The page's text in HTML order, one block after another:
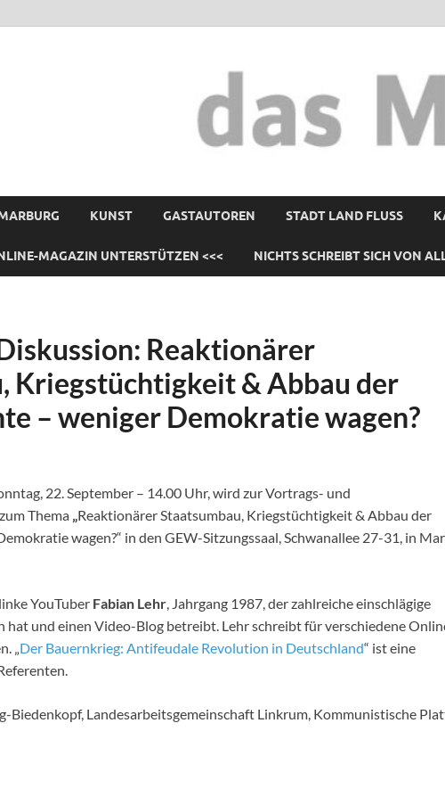
KUNST GASTAUTOREN STADT LAND FLUSS
MAGAZIN UNTERSTÜTZEN <<< NICHTS SCHREIBT SICH VON
Reaktionärer
Kriegstüchtigkeit & Abbau der
– weniger Demokratie wagen?
22. September – 14.00 Uhr, wird zur Vortrags- und
Thema „Reaktionärer Staatsumbau, Kriegstüchtigkeit & Abbau der
wagen?“ in den GEW-Sitzungssaal, Schwanallee 27-31, in
YouTuber Fabian Lehr, Jahrgang 1987, der zahlreiche einschlägige
und einen Video-Blog betreibt. Lehr schreibt für verschiedene
„Der Bauernkrieg: Antifeudale Revolution in Deutschland“ ist eine
Biedenkopf, Landesarbeitsgemeinschaft Linkrum, Kommunistische